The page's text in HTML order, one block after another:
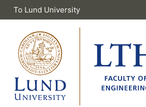
To Lund University